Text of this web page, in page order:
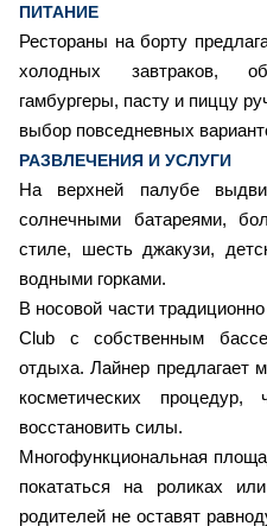
ПИТАНИЕ
Рестораны на борту
холодных завтраков,
гамбургеры, пасту и пиццу
выбор повседневных
РАЗВЛЕЧЕНИЯ И УСЛУГИ
На верхней палубе
солнечными батареями,
стиле, шесть джакузи,
водными горками.
В носовой части
Club с собственным
отдыха. Лайнер предлагает
косметических
восстановить силы.
Многофункциональная
покататься на роликах
родителей не оставят